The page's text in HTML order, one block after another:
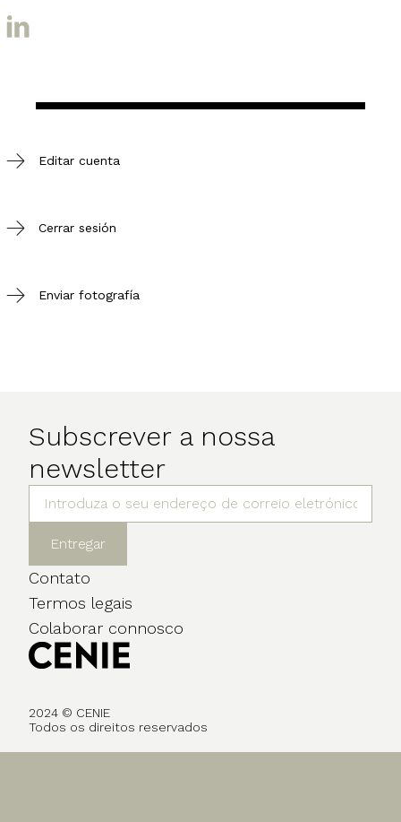
Editar cuenta
Cerrar sesión
Enviar fotografía
Subscrever a nossa
newsletter
Entregar
Contato
Termos legais
Colaborar connosco
2024 © CENIE
Todos os direitos reservados